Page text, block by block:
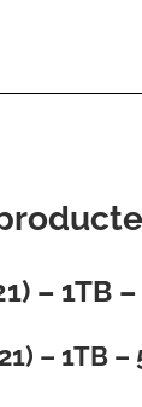
– 1TB
– 1TB